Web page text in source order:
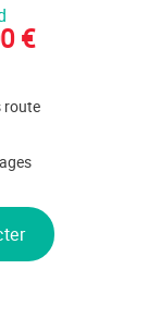
€
carte grise
route